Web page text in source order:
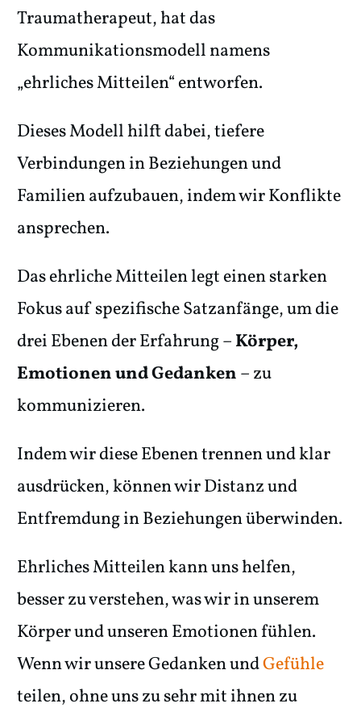
Traumatherapeut, hat das
Kommunikationsmodell namens
„ehrliches Mitteilen“ entworfen.
Dieses Modell hilft dabei, tiefere
Verbindungen in Beziehungen und
Familien aufzubauen, indem wir Konflikte
ansprechen.
Das ehrliche Mitteilen legt einen starken
Fokus auf spezifische Satzanfänge, um die
drei Ebenen der Erfahrung –Körper,
Emotionen und Gedanken– zu
kommunizieren.
Indem wir diese Ebenen trennen und klar
ausdrücken, können wir Distanz und
Entfremdung in Beziehungen überwinden.
Ehrliches Mitteilen kann uns helfen,
besser zu verstehen, was wir in unserem
Körper und unseren Emotionen fühlen.
Wenn wir unsere Gedanken undGefühle
teilen, ohne uns zu sehr mit ihnen zu